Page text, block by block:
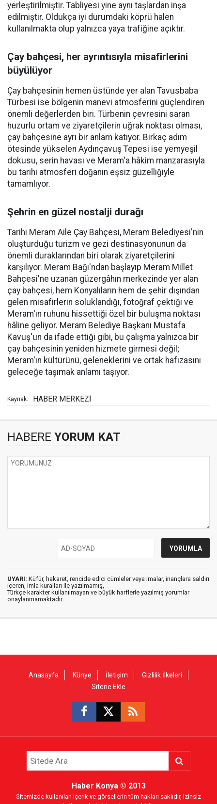
yerleştirilmiştir. Tabliyesi yine aynı taşlardan inşa
edilmiştir. Oldukça iyi durumdaki köprü halen
kullanılmakta olup yalnızca yaya trafiğine açıktır.
Çay bahçesi, her ayrıntısıyla misafirlerini
büyülüyor
Çay bahçesinin hemen üstünde yer alan Tavusbaba
Türbesi ise bölgenin manevi atmosferini güçlendiren
önemli değerlerden biri. Türbenin çevresini saran
huzurlu ortam ve ziyaretçilerin uğrak noktası olması,
çay bahçesine ayrı bir anlam katıyor. Birkaç adım
ötesinde yükselen Aydınçavuş Tepesi ise yemyeşil
dokusu, serin havası ve Meram'a hâkim manzarasıyla
bu tarihi atmosferi doğanın eşsiz güzelliğiyle
tamamlıyor.
Şehrin en güzel nostalji durağı
Tarihi Meram Aile Çay Bahçesi, Meram Belediyesi'nin
oluşturduğu turizm ve gezi destinasyonunun da
önemli duraklarından biri olarak ziyaretçilerini
karşılıyor. Meram Bağı'ndan başlayıp Meram Millet
Bahçesi'ne uzanan güzergâhın merkezinde yer alan
çay bahçesi, hem Konyalıların hem de şehir dışından
gelen misafirlerin soluklandığı, fotoğraf çektiği ve
Meram'ın ruhunu hissettiği özel bir buluşma noktası
hâline geliyor. Meram Belediye Başkanı Mustafa
Kavuş'un da ifade ettiği gibi, bu çalışma yalnızca bir
çay bahçesinin yeniden hizmete girmesi değil;
Meram'ın kültürünü, geleneklerini ve ortak hafızasını
geleceğe taşımak anlamı taşıyor.
Kaynak: HABER MERKEZİ
HABERE YORUM KAT
UYARI: Küfür, hakaret, rencide edici cümleler veya imalar, inançlara saldırı
içeren, imla kuralları ile yazılmamış,
Türkçe karakter kullanılmayan ve büyük harflerle yazılmış yorumlar
onaylanmamaktadır.
Anasayfa Künye İletişim
Gizlilik İlkeleri
Sitene Ekle
Haber Konya© 2013
Sitemizde kullanılan içerik ve görsellerin tüm hakları saklıdır, izinsiz